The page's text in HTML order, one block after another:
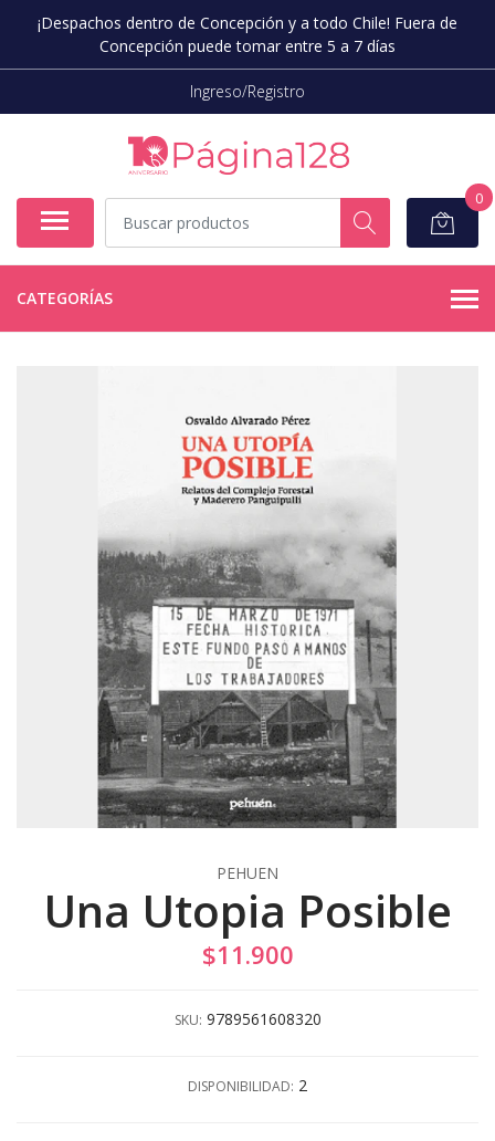
¡Despachos dentro de Concepción y a todo Chile! Fuera de
Concepción puede tomar entre 5 a 7 días
Ingreso/Registro
0
CATEGORÍAS
PEHUEN
Una Utopia Posible
$11.900
SKU: 9789561608320
DISPONIBILIDAD: 2